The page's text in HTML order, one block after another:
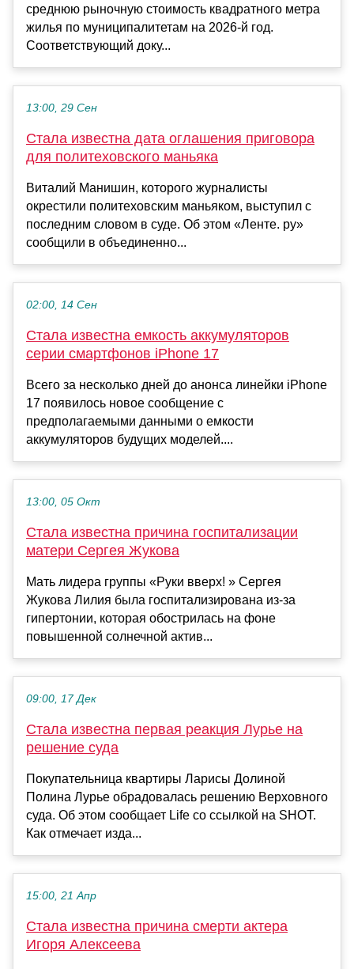
среднюю рыночную стоимость квадратного метра
жилья по муниципалитетам на 2026-й год.
Соответствующий доку...
13:00, 29 Сен
Стала известна дата оглашения приговора
для политеховского маньяка
Виталий Манишин, которого журналисты
окрестили политеховским маньяком, выступил с
последним словом в суде. Об этом «Ленте. ру»
сообщили в объединенно...
02:00, 14 Сен
Стала известна емкость аккумуляторов
серии смартфонов iPhone 17
Всего за несколько дней до анонса линейки iPhone
17 появилось новое сообщение с
предполагаемыми данными о емкости
аккумуляторов будущих моделей....
13:00, 05 Окт
Стала известна причина госпитализации
матери Сергея Жукова
Мать лидера группы «Руки вверх! » Сергея
Жукова Лилия была госпитализирована из-за
гипертонии, которая обострилась на фоне
повышенной солнечной актив...
09:00, 17 Дек
Стала известна первая реакция Лурье на
решение суда
Покупательница квартиры Ларисы Долиной
Полина Лурье обрадовалась решению Верховного
суда. Об этом сообщает Life со ссылкой на SHOT.
Как отмечает изда...
15:00, 21 Апр
Стала известна причина смерти актера
Игоря Алексеева